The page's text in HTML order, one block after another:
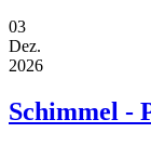
03
Dez.
2026
Schimmel -